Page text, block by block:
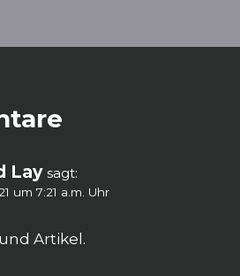
Lay sagt:
um 7:21 a.m. Uhr
Artikel.